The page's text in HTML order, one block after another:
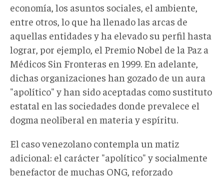
economía, los asuntos sociales, el ambiente,
entre otros, lo que ha llenado las arcas de
aquellas entidades y ha elevado su perfil hasta
lograr, por ejemplo, el Premio Nobel de la Paz a
Médicos Sin Fronteras en 1999. En adelante,
dichas organizaciones han gozado de un aura
"apolítico" y han sido aceptadas como sustituto
estatal en las sociedades donde prevalece el
dogma neoliberal en materia y espíritu.
El caso venezolano contempla un matiz
adicional: el carácter "apolítico" y socialmente
benefactor de muchas ONG, reforzado